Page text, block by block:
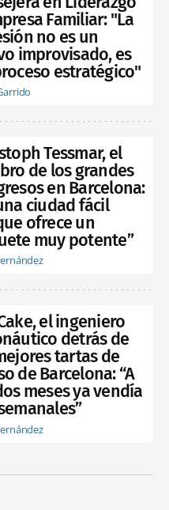
Familiar: "La
no es un
improvisado, es
estratégico"
Tessmar, el
de los grandes
en Barcelona:
ciudad fácil
ofrece un
muy potente”
el ingeniero
detrás de
tartas de
de Barcelona: “A
meses ya vendía